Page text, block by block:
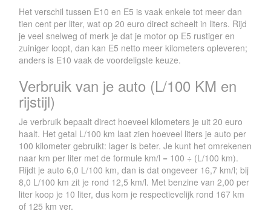
Het verschil tussen E10 en E5 is vaak enkele tot meer dan
tien cent per liter, wat op 20 euro direct scheelt in liters. Rijd
je veel snelweg of merk je dat je motor op E5 rustiger en
zuiniger loopt, dan kan E5 netto meer kilometers opleveren;
anders is E10 vaak de voordeligste keuze.
Verbruik van je auto (L/100 KM en
rijstijl)
Je verbruik bepaalt direct hoeveel kilometers je uit 20 euro
haalt. Het getal L/100 km laat zien hoeveel liters je auto per
100 kilometer gebruikt: lager is beter. Je kunt het omrekenen
naar km per liter met de formule km/l = 100 ÷ (L/100 km).
Rijdt je auto 6,0 L/100 km, dan is dat ongeveer 16,7 km/l; bij
8,0 L/100 km zit je rond 12,5 km/l. Met benzine van 2,00 per
liter koop je 10 liter, dus kom je respectievelijk rond 167 km
of 125 km ver.